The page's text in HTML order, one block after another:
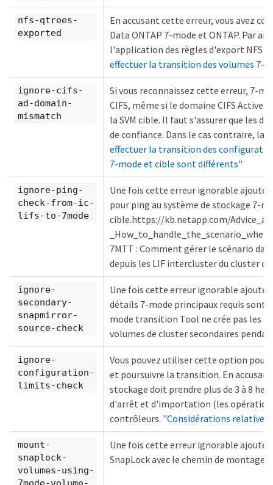
nfs-qtrees-
exported
En accusant cette erreur, vous avez
Data ONTAP 7-mode et ONTAP. Par
l'application des règles d'export NFS
effectuer la transition des volumes 7-
ignore-cifs-
ad-domain-
mismatch
Si vous reconnaissez cette erreur, 7-
CIFS, même si le domaine CIFS Active
la SVM cible. Il faut s'assurer que les
de confiance. Dans le cas contraire, la
effectuer la transition des
7-mode et cible sont différents"
ignore-ping-
check-from-ic-
lifs-to-7mode
Une fois cette erreur ignorable
pour ping au système de stockage 7-
cible.https://kb.netapp.com/
7MTT : Comment gérer le scénario
depuis les LIF intercluster du cluster
ignore-
secondary-
snapmirror-
source-check
Une fois cette erreur ignorable
détails 7-mode principaux requis sont
mode transition Tool ne crée pas les
volumes de cluster secondaires
ignore-
configuration-
limits-check
Vous pouvez utiliser cette option
et poursuivre la transition. En
stockage doit prendre plus de 3 à 8
d'arrêt et d'importation (les
contrôleurs. "Considérations relatives
mount-
snaplock-
volumes-using-
Une fois cette erreur ignorable
SnapLock avec le chemin de montage